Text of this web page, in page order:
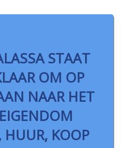
STAAT
OM OP
NAAR HET
HUUR, KOOP